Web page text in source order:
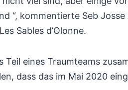
“, kommentierte Seb
Sables d’Olonne.
Teil eines Traumteams
dass das im Mai 2020